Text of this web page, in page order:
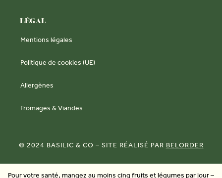
LÉGAL
Mentions légales
Politique de cookies (UE)
Allergènes
Fromages & Viandes
© 2024 BASILIC & CO – SITE RÉALISÉ PARBELORDER
Pour votre santé, mangez au moins cinq fruits et légumes par jour –